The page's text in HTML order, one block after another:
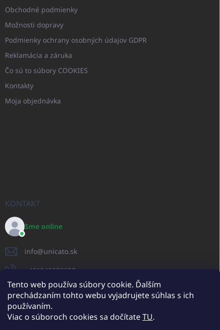
Tento web používa súbory cookie. Ďalším
prechádzaním tohto webu vyjadrujete súhlas s ich
používaním.
Viac o súboroch cookies sa dočítateTU.
Obchodné podmienky
Možnosti dopravy
Podmienky ochrany osobných údajov GDPR
Reklamácia a záruka
Čo sú to súbory COOKIES
Kontakty
Moja objednávka
KONTAKT
Sme online
info@unicato.sk
+421940652650
UNICATO.sk
UNICATOshop.pl UNICATOshop.de